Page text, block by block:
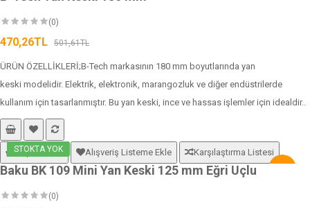
(0)
470,26TL 501,61TL
ÜRÜN ÖZELLİKLERİ;B-Tech markasının 180 mm boyutlarında yan
keski modelidir. Elektrik, elektronik, marangozluk ve diğer endüstrilerde
kullanım için tasarlanmıştır. Bu yan keski, ince ve hassas işlemler için idealdir..
STOKTA YOK
Sepete Ekle Alışveriş Listeme Ekle Karşılaştırma Listesi
Baku BK 109 Mini Yan Keski 125 mm Eğri Uçlu
(0)